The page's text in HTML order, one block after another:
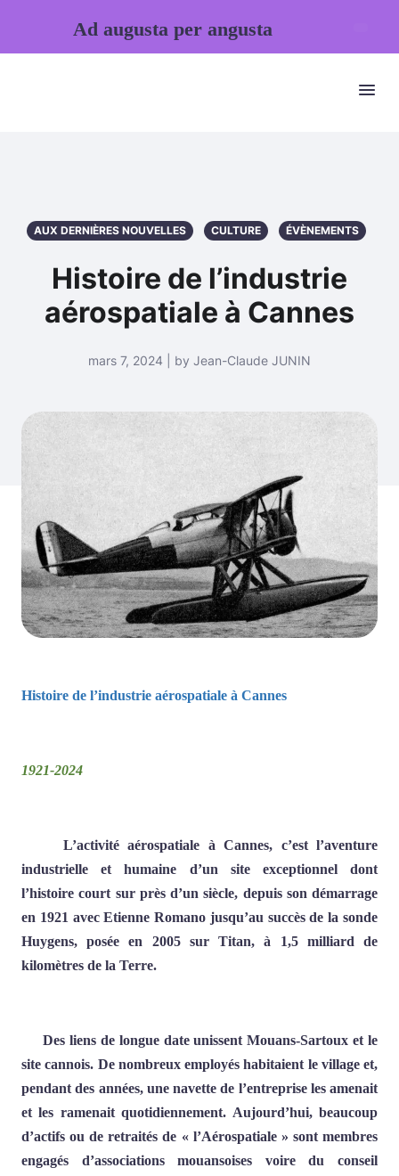
AUX DERNIÈRES NOUVELLES CULTURE ÉVÈNEMENTS
Histoire de l’industrie
aérospatiale à Cannes
mars 7, 2024 | by Jean-Claude JUNIN
Histoire de l’industrie aérospatiale à Cannes
1921-2024
L’activité aérospatiale à Cannes, c’est l’aventure
industrielle et humaine d’un site exceptionnel dont
l’histoire court sur près d’un siècle, depuis son démarrage
en 1921 avec Etienne Romano jusqu’au succès de la sonde
Huygens, posée en 2005 sur Titan, à 1,5 milliard de
kilomètres de la Terre.
Des liens de longue date unissent Mouans-Sartoux et le
site cannois. De nombreux employés habitaient le village et,
pendant des années, une navette de l’entreprise les amenait
et les ramenait quotidiennement. Aujourd’hui, beaucoup
d’actifs ou de retraités de « l’Aérospatiale » sont membres
engagés d’associations mouansoises voire du conseil
Ad augusta per angusta